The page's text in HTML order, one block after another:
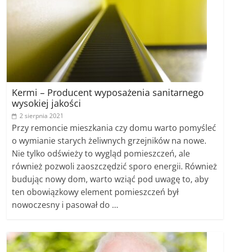
Kermi – Producent wyposażenia sanitarnego
wysokiej jakości
2 sierpnia 2021
Przy remoncie mieszkania czy domu warto pomyśleć
o wymianie starych żeliwnych grzejników na nowe.
Nie tylko odświeży to wygląd pomieszczeń, ale
również pozwoli zaoszczędzić sporo energii. Również
budując nowy dom, warto wziąć pod uwagę to, aby
ten obowiązkowy element pomieszczeń był
nowoczesny i pasował do …